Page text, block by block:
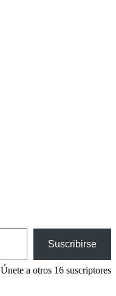
Suscribirse
Únete a otros 16 suscriptores